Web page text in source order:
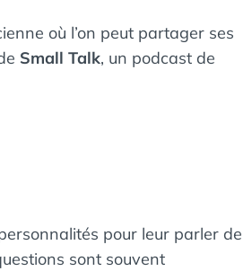
où l’on peut partager ses
Small Talk, un podcast de
pour leur parler de
sont souvent